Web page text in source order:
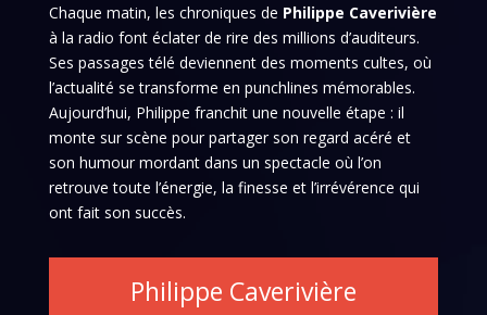
Chaque matin, les chroniques de Philippe Caverivière
à la radio font éclater de rire des millions d’auditeurs.
Ses passages télé deviennent des moments cultes, où
l’actualité se transforme en punchlines mémorables.
Aujourd’hui, Philippe franchit une nouvelle étape : il
monte sur scène pour partager son regard acéré et
son humour mordant dans un spectacle où l’on
retrouve toute l’énergie, la finesse et l’irrévérence qui
ont fait son succès.
Philippe Caverivière